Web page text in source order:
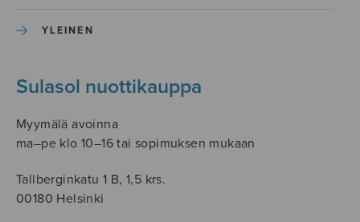
YLEINEN
Sulasol nuottikauppa
Myymälä avoinna
ma–pe klo 10–16 tai sopimuksen mukaan
Tallberginkatu 1 B, 1,5 krs.
00180 Helsinki